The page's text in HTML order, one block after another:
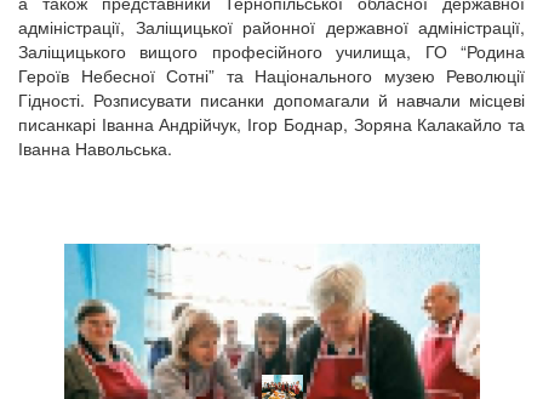
адміністрації, Заліщицької районної державної адміністрації,
Заліщицького вищого професійного училища, ГО “Родина
Героїв Небесної Сотні” та Національного музею Революції
Гідності. Розписувати писанки допомагали й навчали місцеві
писанкарі Іванна Андрійчук, Ігор Боднар, Зоряна Калакайло та
Іванна Навольська.